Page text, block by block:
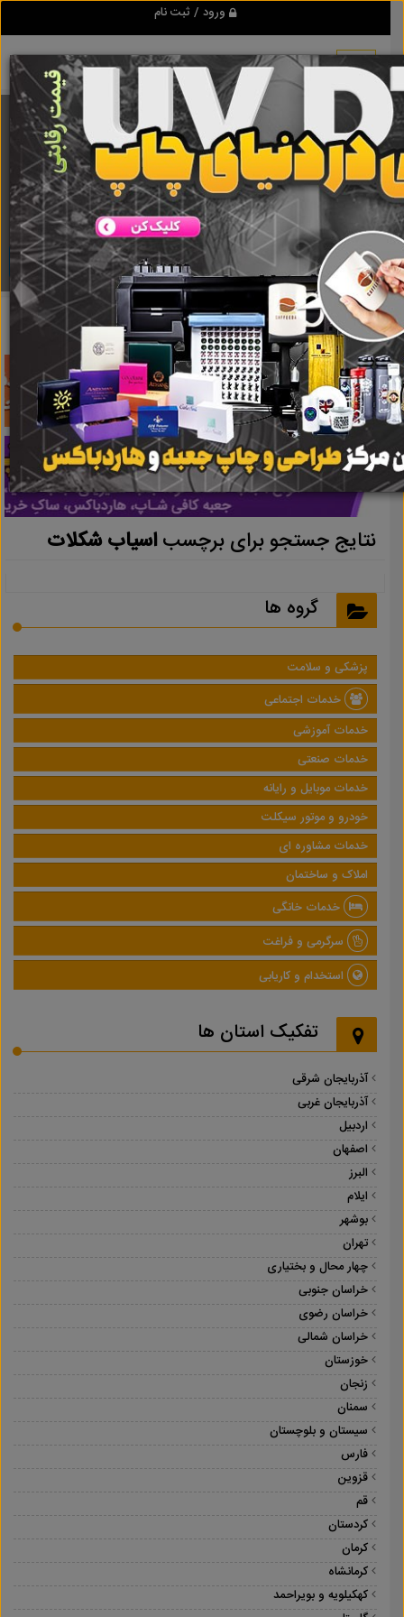
ورود / ثبت نام
برنامه اندروید تبلیغ شو
مرجع نیازمندیها و تبلیغات اینترنتی
دانلود
تبلیغ شو اسیاب شکلات نتایج جستجو برای برچسباسیاب شکلات
نتایج جستجو برای برچسباسیاب شکلات
گروه ها
پزشکی و سلامت
خدمات اجتماعی
خدمات آموزشی
خدمات صنعتی
خدمات موبایل و رایانه
خودرو و موتور سیکلت
خدمات مشاوره ای
املاک و ساختمان
خدمات خانگی
سرگرمی و فراغت
استخدام و کاریابی
تفکیک استان ها
آذربایجان شرقی
آذربایجان غربی
اردبیل
اصفهان
البرز
ایلام
بوشهر
تهران
چهار محال و بختیاری
خراسان جنوبی
خراسان رضوی
خراسان شمالی
خوزستان
زنجان
سمنان
سیستان و بلوچستان
فارس
قزوین
قم
کردستان
کرمان
کرمانشاه
کهکیلویه و بویراحمد